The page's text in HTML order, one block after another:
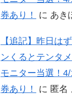
券あり！
に あき
【追記】昨日は
ンくるとテンタ
モニター当選！
券あり！
に 匿名